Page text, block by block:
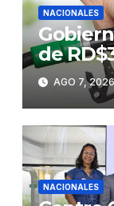
NACIONALES
de
AGO 7,
NACIONALES